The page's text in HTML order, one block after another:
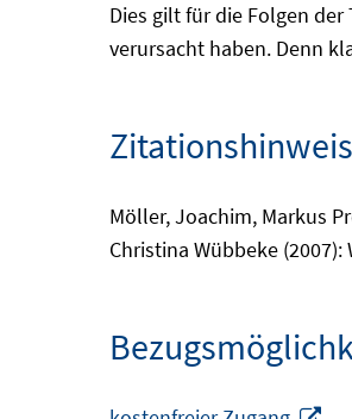
Dies gilt für die Folgen
verursacht haben. Denn
Zitationshinweis
Möller, Joachim, Markus
Christina Wübbeke